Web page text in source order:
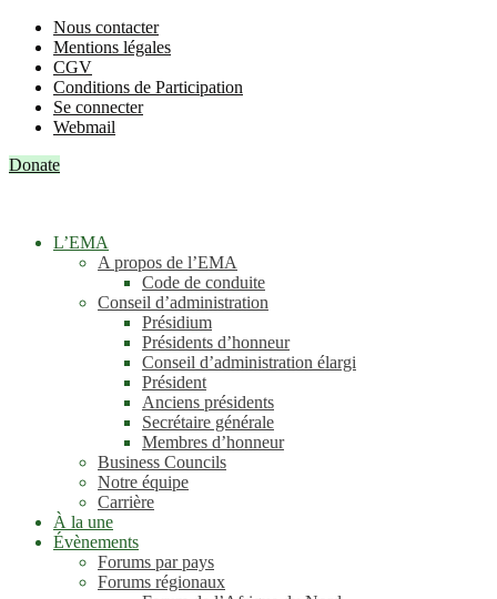
Nous contacter
Mentions légales
CGV
Conditions de Participation
Se connecter
Webmail
Donate
L’EMA
A propos de l’EMA
Code de conduite
Conseil d’administration
Présidium
Présidents d’honneur
Conseil d’administration élargi
Président
Anciens présidents
Secrétaire générale
Membres d’honneur
Business Councils
Notre équipe
Carrière
À la une
Évènements
Forums par pays
Forums régionaux